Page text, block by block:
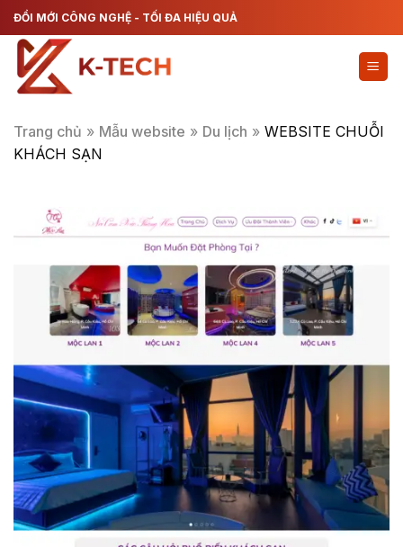
Chuyển
đến
dung
ĐỔI MỚI CÔNG NGHỆ - TỐI ĐA HIỆU QUẢ
Trang chủ » Mẫu website » Du lịch » WEBSITE CHUỖI
KHÁCH SẠN